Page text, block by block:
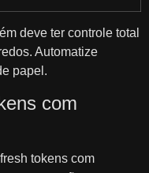
deve ter controle total
Automatize
papel.
com
tokens com